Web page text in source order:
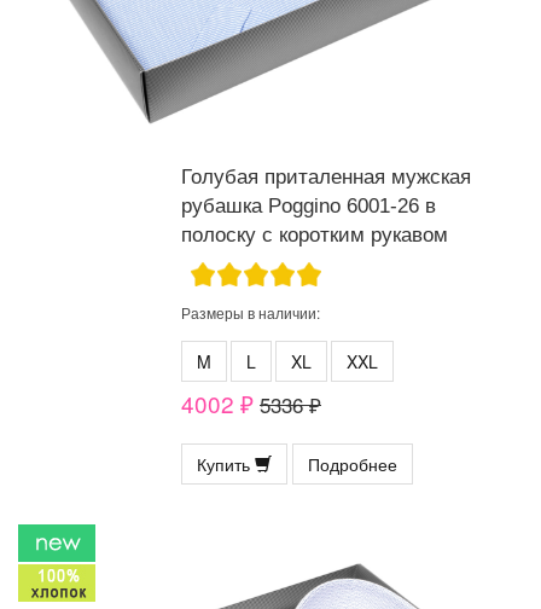
Голубая приталенная мужская
рубашка Poggino 6001-26 в
полоску с коротким рукавом
Размеры в наличии:
M L XL XXL
4002 ₽ 5336 ₽
Купить Подробнее